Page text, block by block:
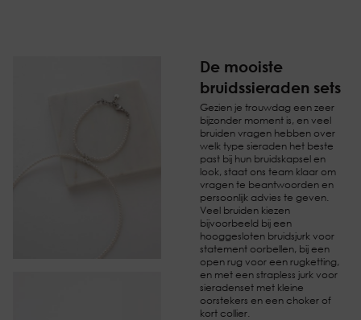
De mooiste
bruidssieraden sets
Gezien je trouwdag een zeer
bijzonder moment is, en veel
bruiden vragen hebben over
welk type sieraden het beste
past bij hun bruidskapsel en
look, staat ons team klaar om
vragen te beantwoorden en
persoonlijk advies te geven.
Veel bruiden kiezen
bijvoorbeeld bij een
hooggesloten bruidsjurk voor
statement oorbellen, bij een
open rug voor een rugketting,
en met een strapless jurk voor
sieradenset met kleine
oorstekers en een choker of
kort collier.